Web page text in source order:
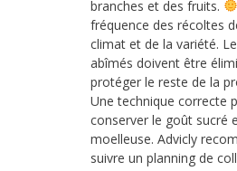
branches et des fruits.
fréquence des récoltes
climat et de la variété.
abîmés doivent être
protéger le reste de la
Une technique correcte
conserver le goût sucré
moelleuse. Advicly
suivre un planning de